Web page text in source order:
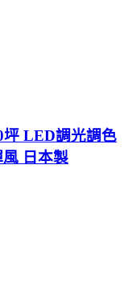
坪 LED調光調色
日本製